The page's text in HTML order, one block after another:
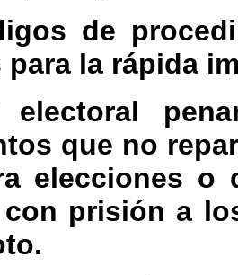
de
para la rápida
que no
elecciones o
prisión a